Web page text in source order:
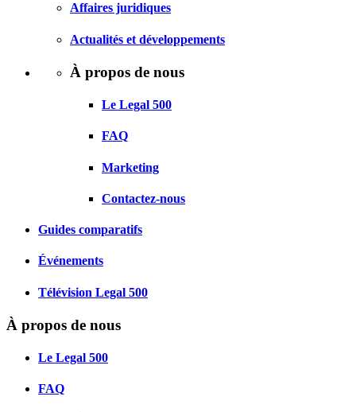
Affaires juridiques
Actualités et développements
À propos de nous
Le Legal 500
FAQ
Marketing
Contactez-nous
Guides comparatifs
Événements
Télévision Legal 500
À propos de nous
Le Legal 500
FAQ